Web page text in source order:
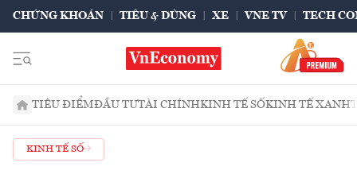
CHỨNG KHOÁN TIÊU & DÙNG XE VNE TV TECH
TIÊU ĐIỂMĐẦU TƯTÀI CHÍNHKINH TẾ SỐKINH TẾ XANH
KINH TẾ SỐ